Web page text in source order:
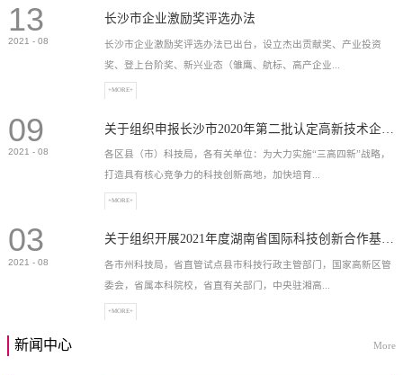
13
2021 - 08
长沙市企业激励奖评选办法
长沙市企业激励奖评选办法已出台，设立杰出贡献奖、产业投资
奖、登上台阶奖、新兴业态（雏鹰、航标、高产企业...
）奖等，最高奖励2...
+MORE+
09
2021 - 08
各区县（市）科技局，各有关单位：为大力实施“三高四新”战略，
打造具有核心竞争力的科技创新高地，加快培育...
高新技术企业，充分...
+MORE+
03
2021 - 08
关于组织开展2021年度湖南省国际科技创新合作基地申报工作的通知
各市州科技局，省直管试点县市科技行政主管部门，国家高新区管
委会，省属本科院校，省直有关部门，中央驻湘高...
+MORE+
新闻中心 More